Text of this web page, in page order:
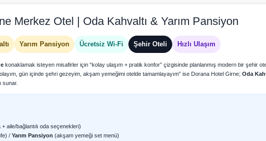
Merkez Otel | Oda Kahvaltı & Yarım Pansiyon
Yarım Pansiyon Ücretsiz Wi-Fi Şehir Oteli Hızlı Ulaşım
konaklamak isteyen misafirler için “kolay ulaşım + pratik konfor” çizgisinde planlanmış modern bir şehir
olayım, gün içinde şehri gezeyim, akşam yemeğimi otelde tamamlayayım” ise Dorana Hotel Girne; Oda
sunar.
aile/bağlantılı oda seçenekleri)
/ Yarım Pansiyon (akşam yemeği set menü)